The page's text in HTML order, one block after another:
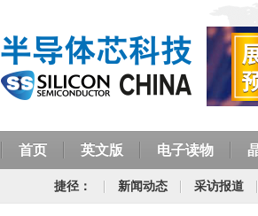
首页 英文版 电子读物
捷径： 新闻动态 采访报道